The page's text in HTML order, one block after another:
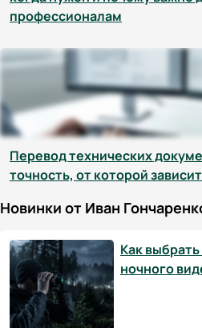
профессионалам
Перевод технических
точность, от которой
Новинки от Иван
Как
ночного